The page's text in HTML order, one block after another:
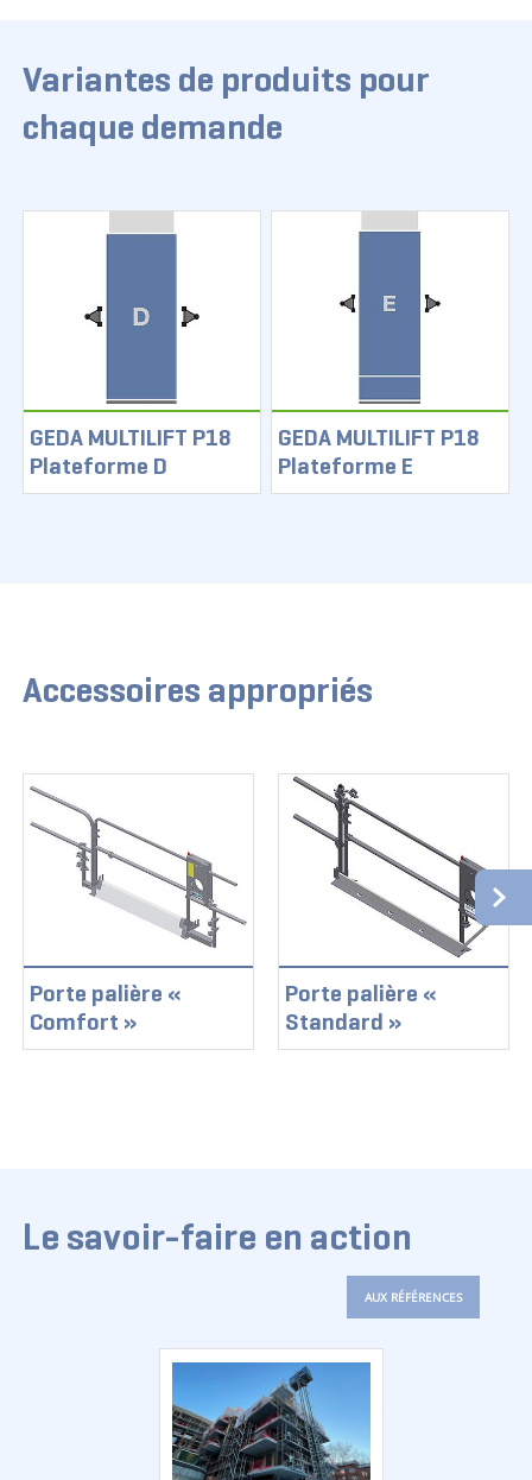
Variantes de produits pour
chaque demande
GEDA MULTILIFT P18
Plateforme D
GEDA MULTILIFT P18
Plateforme E
Accessoires appropriés
Porte palière «
Comfort »
Porte palière «
Standard »
Le savoir-faire en action
AUX RÉFÉRENCES